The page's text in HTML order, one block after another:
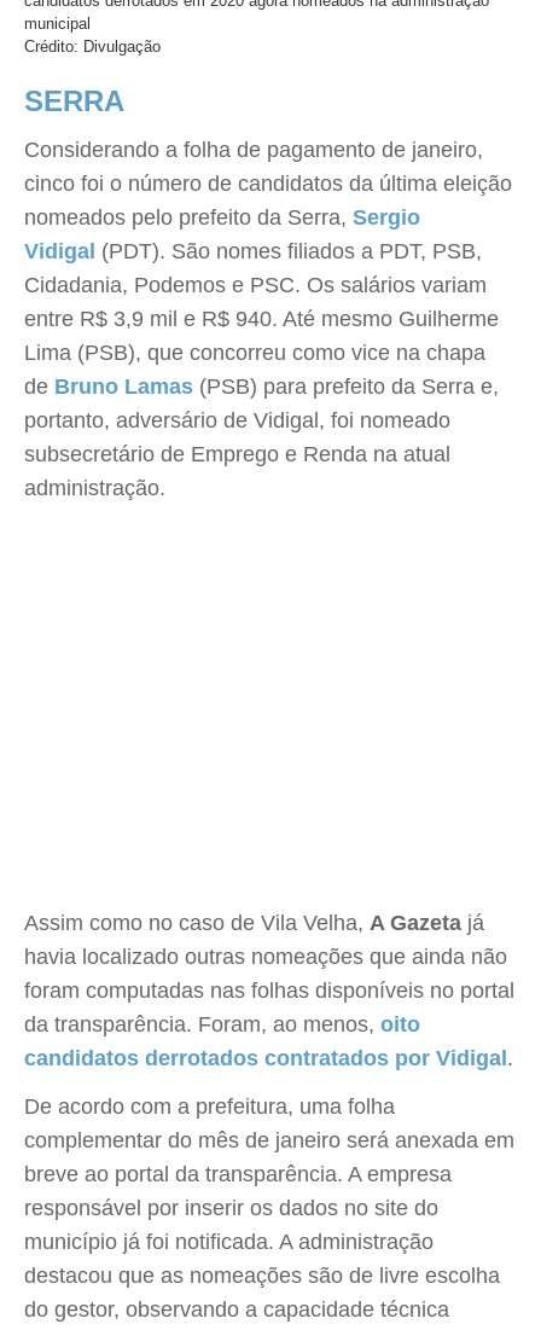
municipal
Crédito: Divulgação
SERRA
Considerando a folha de pagamento de janeiro,
cinco foi o número de candidatos da última eleição
nomeados pelo prefeito da Serra, Sergio
Vidigal (PDT). São nomes filiados a PDT, PSB,
Cidadania, Podemos e PSC. Os salários variam
entre R$ 3,9 mil e R$ 940. Até mesmo Guilherme
Lima (PSB), que concorreu como vice na chapa
de Bruno Lamas (PSB) para prefeito da Serra e,
portanto, adversário de Vidigal, foi nomeado
subsecretário de Emprego e Renda na atual
administração.
Assim como no caso de Vila Velha, A Gazeta já
havia localizado outras nomeações que ainda não
foram computadas nas folhas disponíveis no portal
da transparência. Foram, ao menos, oito
candidatos derrotados contratados por Vidigal .
De acordo com a prefeitura, uma folha
complementar do mês de janeiro será anexada em
breve ao portal da transparência. A empresa
responsável por inserir os dados no site do
município já foi notificada. A administração
destacou que as nomeações são de livre escolha
do gestor, observando a capacidade técnica